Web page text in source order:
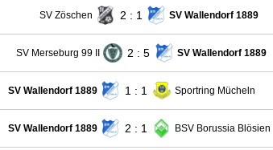
SV Zöschen 2 : 1 SV Wallendorf 1889
SV Merseburg 99 II 2 : 5 SV Wallendorf 1889
SV Wallendorf 1889 1 : 1 Sportring Mücheln
SV Wallendorf 1889 2 : 1 BSV Borussia Blösien